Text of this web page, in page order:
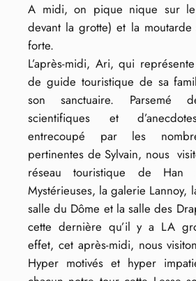
A midi, on pique nique sur
devant la grotte) et la moutarde
forte.
L’après-midi, Ari, qui
de guide touristique de sa
son sanctuaire. Parsemé
scientifiques et
entrecoupé par les
pertinentes de Sylvain, nous
réseau touristique de
Mystérieuses, la galerie Lannoy,
salle du Dôme et la salle des
cette dernière qu’il y a LA
effet, cet après-midi, nous
Hyper motivés et hyper